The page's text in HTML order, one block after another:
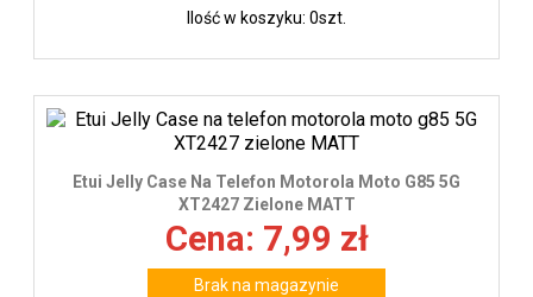
Ilość w koszyku: 0szt.
Etui Jelly Case Na Telefon Motorola Moto G85 5G
XT2427 Zielone MATT
Cena: 7,99 zł
Brak na magazynie